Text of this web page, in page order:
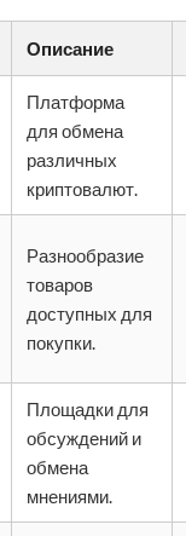
Описание
Платформа
для обмена
различных
криптовалют.
Разнообразие
товаров
доступных для
покупки.
Площадки для
обсуждений и
обмена
мнениями.